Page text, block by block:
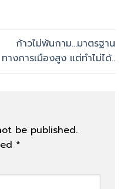
ก้าวไม่พ้นกาม…มาตรฐาน
ทางการเมืองสูง แต่ทำไม่ได้..
be published.
*